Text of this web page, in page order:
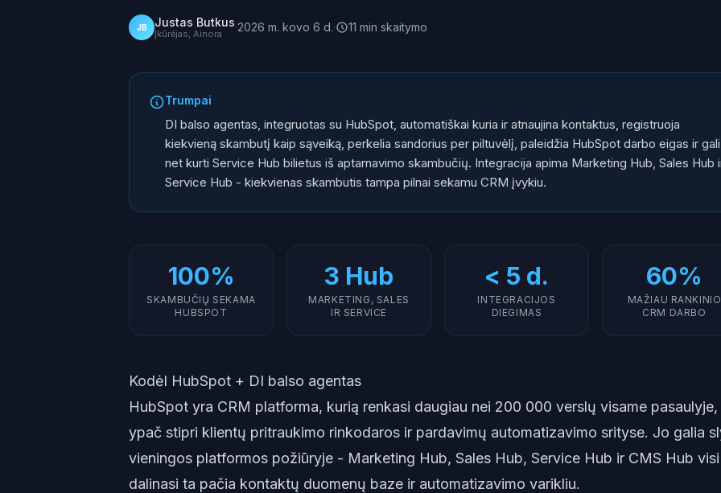
JB Justas Butkus
Įkūrėjas, Ainora ·2026 m. kovo 6 d.· 11 min skaitymo
Trumpai
DI balso agentas, integruotas su HubSpot, automatiškai kuria ir atnaujina kontaktus, registruoja
kiekvieną skambutį kaip sąveiką, perkelia sandorius per piltuvėlį, paleidžia HubSpot darbo eigas ir gali
net kurti Service Hub bilietus iš aptarnavimo skambučių. Integracija apima Marketing Hub, Sales Hub
Service Hub - kiekvienas skambutis tampa pilnai sekamu CRM įvykiu.
100%
SKAMBUČIŲ SEKAMA
HUBSPOT
3 Hub
MARKETING, SALES
IR SERVICE
< 5 d.
INTEGRACIJOS
DIEGIMAS
60%
MAŽIAU RANKINIO
CRM DARBO
Kodėl HubSpot + DI balso agentas
HubSpot yra CRM platforma, kurią renkasi daugiau nei 200 000 verslų visame pasaulyje,
ypač stipri klientų pritraukimo rinkodaros ir pardavimų automatizavimo srityse. Jo galia
vieningos platformos požiūryje - Marketing Hub, Sales Hub, Service Hub ir CMS Hub visi
dalinasi ta pačia kontaktų duomenų baze ir automatizavimo varikliu.